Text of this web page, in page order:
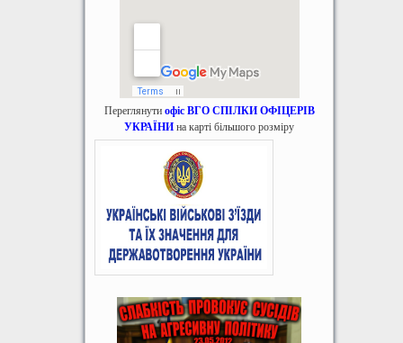
Переглянути офіс ВГО СПІЛКИ ОФІЦЕРІВ
УКРАЇНИ на карті більшого розміру